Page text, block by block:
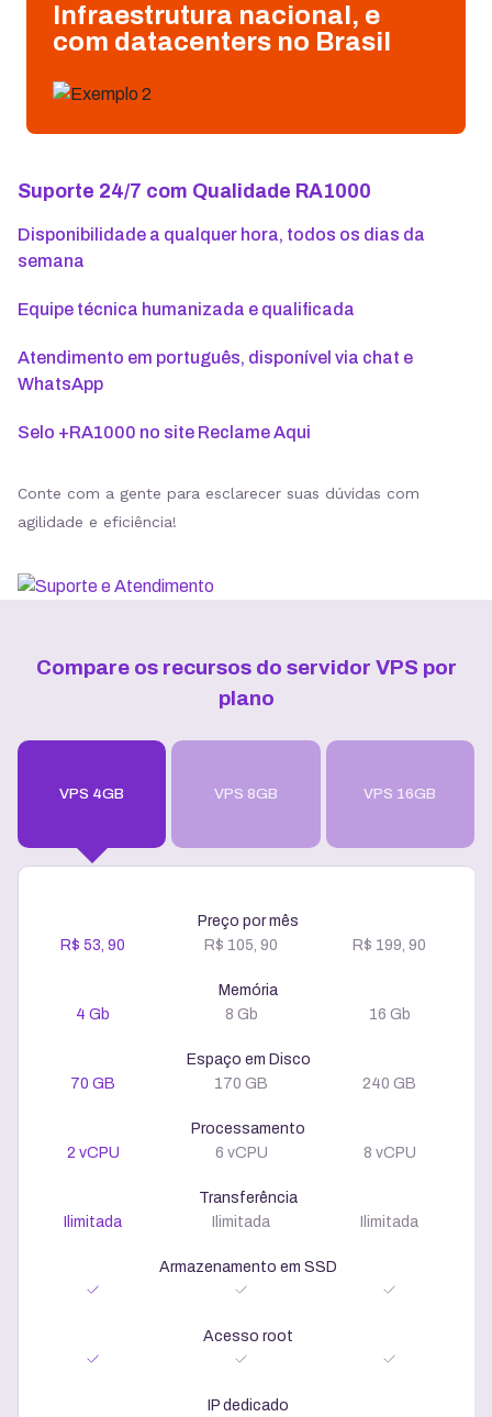
Infraestrutura nacional, e
com datacenters no Brasil
Suporte 24/7 com Qualidade RA1000
Disponibilidade a qualquer hora, todos os dias da
semana
Equipe técnica humanizada e qualificada
Atendimento em português, disponível via chat e
WhatsApp
Selo +RA1000 no site Reclame Aqui
Conte com a gente para esclarecer suas dúvidas com
agilidade e eficiência!
Compare os recursos do servidor VPS por
plano
VPS 4GB VPS 8GB VPS 16GB
Preço por mês
R$ 53, 90
R$ 105, 90 R$ 199, 90
Memória
4 Gb
8 Gb 16 Gb
Espaço em Disco
70 GB
170 GB 240 GB
Processamento
2 vCPU
6 vCPU 8 vCPU
Transferência
Ilimitada
Ilimitada Ilimitada
Armazenamento em SSD
Acesso root
IP dedicado